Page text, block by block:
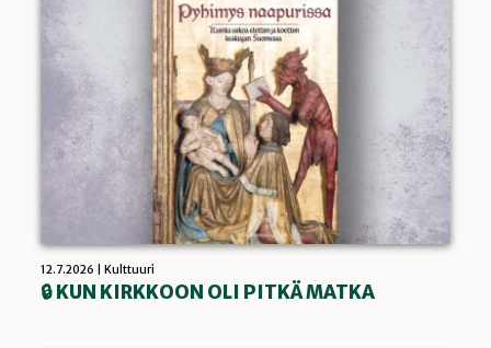
12.7.2026 | Kulttuuri
🔒 KUN KIRKKOON OLI PITKÄ MATKA